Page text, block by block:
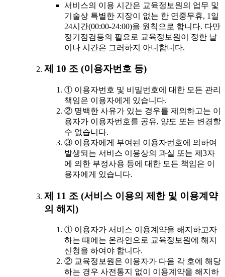
서비스의 이용 시간은 교육정보원의 업무 및
기술상 특별한 지장이 없는 한 연중무휴, 1일
24시간(00:00-24:00)을 원칙으로 합니다. 다만
정기점검등의 필요로 교육정보원이 정한 날
이나 시간은 그러하지 아니합니다.
제 10 조 (이용자번호 등)
① 이용자번호 및 비밀번호에 대한 모든 관리
책임은 이용자에게 있습니다.
② 명백한 사유가 있는 경우를 제외하고는 이
용자가 이용자번호를 공유, 양도 또는 변경할
수 없습니다.
③ 이용자에게 부여된 이용자번호에 의하여
발생되는 서비스 이용상의 과실 또는 제3자
에 의한 부정사용 등에 대한 모든 책임은 이
용자에게 있습니다.
제 11 조 (서비스 이용의 제한 및 이용계약
의 해지)
① 이용자가 서비스 이용계약을 해지하고자
하는 때에는 온라인으로 교육정보원에 해지
신청을 하여야 합니다.
② 교육정보원은 이용자가 다음 각 호에 해당
하는 경우 사전통지 없이 이용계약을 해지하